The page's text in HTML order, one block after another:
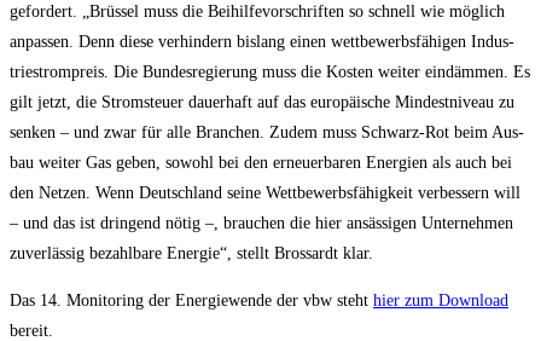
gefor­dert. „Brüs­sel muss die Bei­hil­fe­vor­schrif­ten so schnell wie mög­lich
anpas­sen. Denn die­se ver­hin­dern bis­lang einen wett­be­werbs­fä­hi­gen Indus­
trie­strom­preis. Die Bun­des­re­gie­rung muss die Kos­ten wei­ter ein­däm­men. Es
gilt jetzt, die Strom­steu­er dau­er­haft auf das euro­päi­sche Min­dest­ni­veau zu
sen­ken – und zwar für alle Bran­chen. Zudem muss Schwarz-Rot beim Aus­
bau wei­ter Gas geben, sowohl bei den erneu­er­ba­ren Ener­gien als auch bei
den Net­zen. Wenn Deutsch­land sei­ne Wett­be­werbs­fä­hig­keit ver­bes­sern will
– und das ist drin­gend nötig –, brau­chen die hier ansäs­si­gen Unter­neh­men
zuver­läs­sig bezahl­ba­re Ener­gie“, stellt Bros­sardt klar.
Das 14. Moni­to­ring der Ener­gie­wen­de der vbw steht hier zum Down­load
bereit.